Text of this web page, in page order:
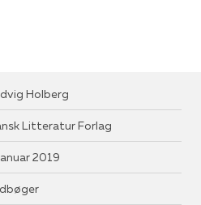
Holberg
Litteratur Forlag
2019